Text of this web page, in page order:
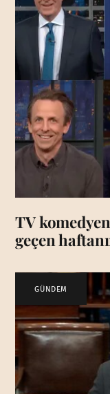
TV
geçen
GÜNDEM